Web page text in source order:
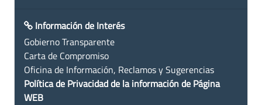
Información de Interés
Gobierno Transparente
Carta de Compromiso
Oficina de Información, Reclamos y Sugerencias
Política de Privacidad de la información de Página
WEB